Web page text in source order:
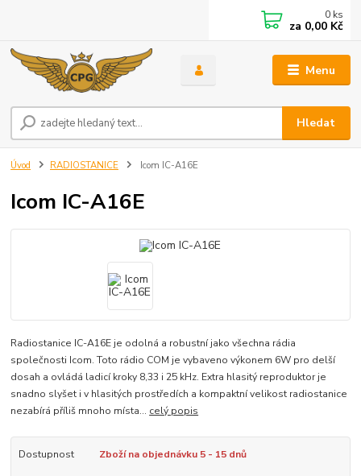
Menu
Hledat
0 ks
za 0,00 Kč
Úvod RADIOSTANICE Icom IC-A16E
Icom IC-A16E
Radiostanice IC-A16E je odolná a robustní jako všechna rádia
společnosti Icom. Toto rádio COM je vybaveno výkonem 6W pro delší
dosah a ovládá ladicí kroky 8,33 i 25 kHz. Extra hlasitý reproduktor je
snadno slyšet i v hlasitých prostředích a kompaktní velikost radiostanice
nezabírá příliš mnoho místa... celý popis
Dostupnost Zboží na objednávku 5 - 15 dnů